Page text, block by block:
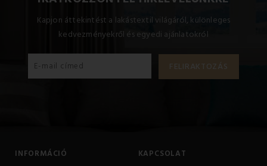
szövetgolyó. A lepedők összehajtására vonatkozó
utasítások ebbena videóban találhatók.
Kapjon áttekintést a lakástextil világáról, különleges
kedvezményekről és egyedi ajánlatokról
INFORMÁCIÓ
KAPCSOLAT